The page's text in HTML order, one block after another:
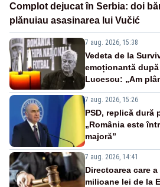
Complot dejucat în Serbia: doi
plănuiau asasinarea lui Vučić
7 aug. 2026, 15:38
Vedeta de la
emoționantă
Lucescu: „Am
7 aug. 2026, 15:26
PSD, replică dură
„România este
majoră”
7 aug. 2026, 14:41
Directoarea care
milioane lei de la